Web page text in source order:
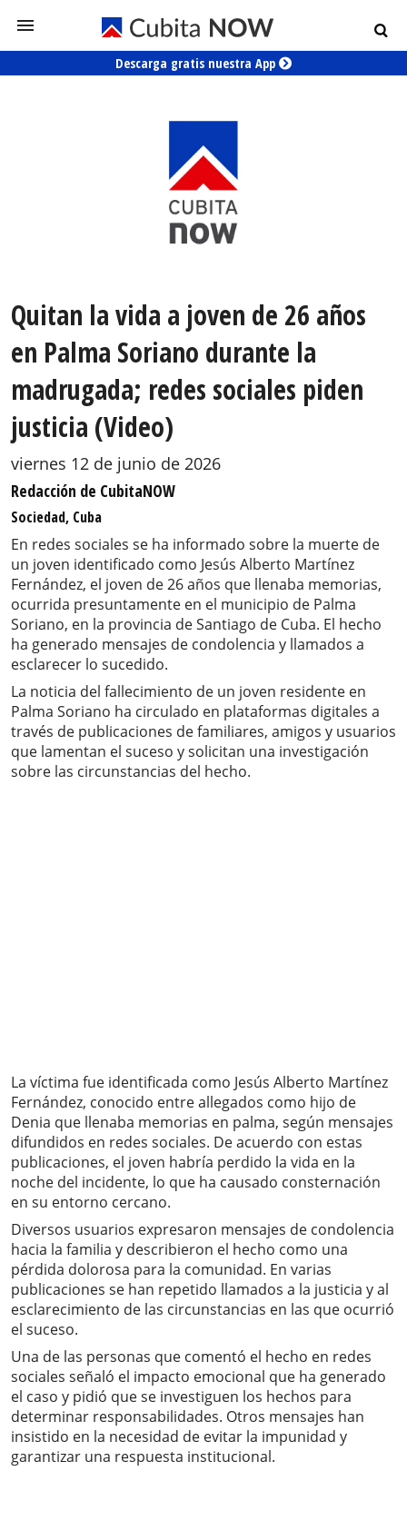
Descarga gratis nuestra App
Quitan la vida a joven de 26 años
en Palma Soriano durante la
madrugada; redes sociales piden
justicia (Video)
viernes 12 de junio de 2026
Redacción de CubitaNOW
Sociedad, Cuba
En redes sociales se ha informado sobre la muerte de
un joven identificado como Jesús Alberto Martínez
Fernández, el joven de 26 años que llenaba memorias,
ocurrida presuntamente en el municipio de Palma
Soriano, en la provincia de Santiago de Cuba. El hecho
ha generado mensajes de condolencia y llamados a
esclarecer lo sucedido.
La noticia del fallecimiento de un joven residente en
Palma Soriano ha circulado en plataformas digitales a
través de publicaciones de familiares, amigos y usuarios
que lamentan el suceso y solicitan una investigación
sobre las circunstancias del hecho.
La víctima fue identificada como Jesús Alberto Martínez
Fernández, conocido entre allegados como hijo de
Denia que llenaba memorias en palma, según mensajes
difundidos en redes sociales. De acuerdo con estas
publicaciones, el joven habría perdido la vida en la
noche del incidente, lo que ha causado consternación
en su entorno cercano.
Diversos usuarios expresaron mensajes de condolencia
hacia la familia y describieron el hecho como una
pérdida dolorosa para la comunidad. En varias
publicaciones se han repetido llamados a la justicia y al
esclarecimiento de las circunstancias en las que ocurrió
el suceso.
Una de las personas que comentó el hecho en redes
sociales señaló el impacto emocional que ha generado
el caso y pidió que se investiguen los hechos para
determinar responsabilidades. Otros mensajes han
insistido en la necesidad de evitar la impunidad y
garantizar una respuesta institucional.